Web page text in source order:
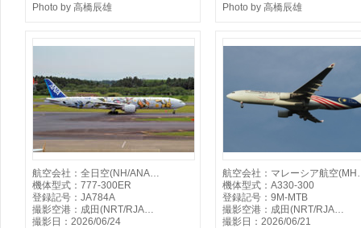
Photo by 高橋辰雄
Photo by 高橋辰雄
航空会社：全日空(NH/ANA…
機体型式：777-300ER
登録記号：JA784A
撮影空港：成田(NRT/RJA…
撮影日：2026/06/24
航空会社：マレーシア航空
機体型式：A330-300
登録記号：9M-MTB
撮影空港：成田(NRT/RJA…
撮影日：2026/06/21